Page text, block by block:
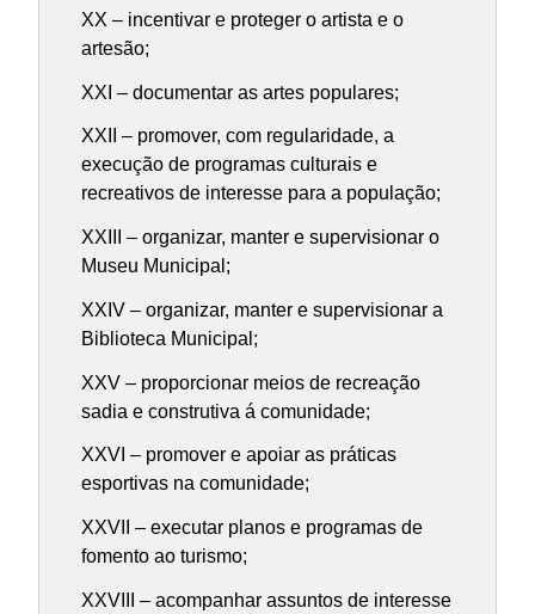
XX – incentivar e proteger o artista e o
artesão;
XXI – documentar as artes populares;
XXII – promover, com regularidade, a
execução de programas culturais e
recreativos de interesse para a população;
XXIII – organizar, manter e supervisionar o
Museu Municipal;
XXIV – organizar, manter e supervisionar a
Biblioteca Municipal;
XXV – proporcionar meios de recreação
sadia e construtiva á comunidade;
XXVI – promover e apoiar as práticas
esportivas na comunidade;
XXVII – executar planos e programas de
fomento ao turismo;
XXVIII – acompanhar assuntos de interesse